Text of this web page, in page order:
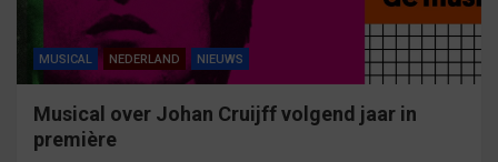
MUSICAL NEDERLAND NIEUWS
Musical over Johan Cruijff volgend jaar in
première